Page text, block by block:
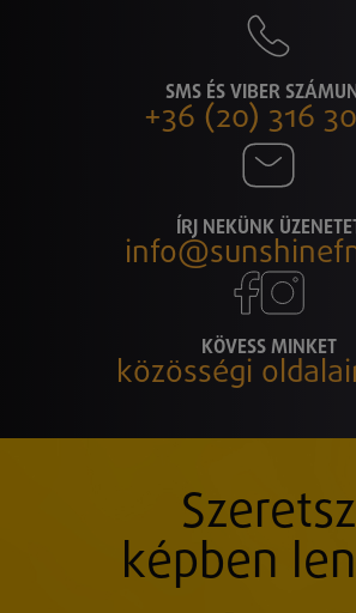
SMS ÉS VIBER
+36 (20) 316
ÍRJ NEKÜNK
KÖVESS MINKET
közösségi
Szeretsz
képben